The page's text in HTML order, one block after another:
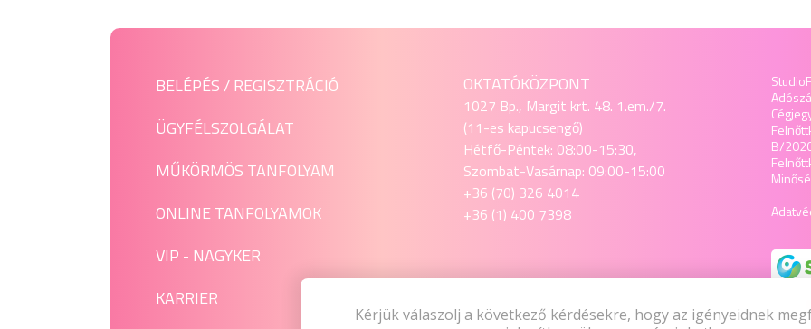
BELÉPÉS / REGISZTRÁCIÓ
ÜGYFÉLSZOLGÁLAT
MŰKÖRMÖS TANFOLYAM
ONLINE TANFOLYAMOK
VIP - NAGYKER
KARRIER
OKTATÓKÖZPONT
1027 Bp., Margit krt. 48. 1.em./7.
(11-es kapucsengő)
Hétfő-Péntek: 08:00-15:30,
Szombat-Vasárnap: 09:00-15:00
+36 (70) 326 4014
+36 (1) 400 7398
1027 Budapest, Margit krt. 48. 1.em./7.
B/
Kérjük válaszolj a következő kérdésekre, hogy az igényeidnek